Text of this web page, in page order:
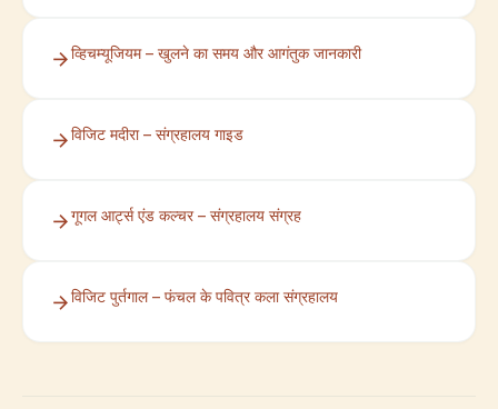
व्हिचम्यूजियम – खुलने का समय और आगंतुक जानकारी
विजिट मदीरा – संग्रहालय गाइड
गूगल आर्ट्स एंड कल्चर – संग्रहालय संग्रह
विजिट पुर्तगाल – फंचल के पवित्र कला संग्रहालय